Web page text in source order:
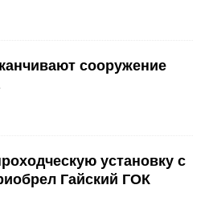
сооружение
установку с
Гайский ГОК